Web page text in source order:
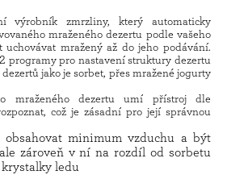
výrobník zmrzliny, který automaticky
mraženého dezertu podle vašeho
mražený až do jeho podávání.
programy pro nastavení struktury dezertu
jako je sorbet, přes mražené jogurty
mraženého dezertu umí přístroj dle
což je zásadní pro její správnou
minimum vzduchu a být
zároveň v ní na rozdíl od sorbetu
ledu